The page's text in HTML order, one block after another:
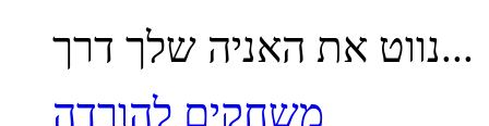
נווט את האניה שלך דרך...
משחקים להורדה